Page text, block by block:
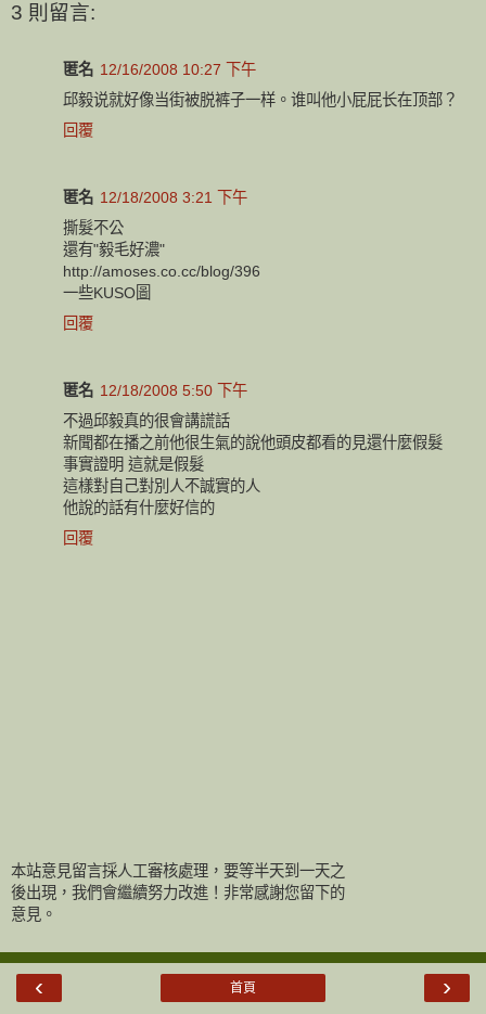
3 則留言:
匿名 12/16/2008 10:27 下午
邱毅说就好像当街被脱裤子一样。谁叫他小屁屁长在顶部？
回覆
匿名 12/18/2008 3:21 下午
撕髮不公
還有"毅毛好濃"
http://amoses.co.cc/blog/396
一些KUSO圖
回覆
匿名 12/18/2008 5:50 下午
不過邱毅真的很會講謊話
新聞都在播之前他很生氣的說他頭皮都看的見還什麼假髮
事實證明 這就是假髮
這樣對自己對別人不誠實的人
他說的話有什麼好信的
回覆
本站意見留言採人工審核處理，要等半天到一天之
後出現，我們會繼續努力改進！非常感謝您留下的
意見。
‹ ›
首頁